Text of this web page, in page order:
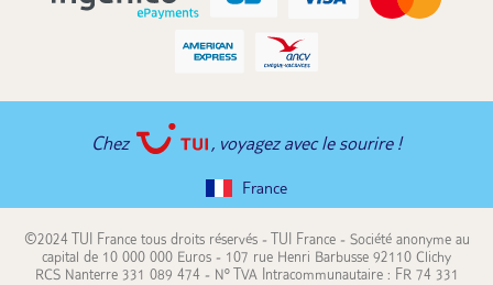
Chez , voyagez avec le sourire !
France
©2024 TUI France tous droits réservés - TUI France - Société anonyme au
capital de 10 000 000 Euros - 107 rue Henri Barbusse 92110 Clichy
RCS Nanterre 331 089 474 - N° TVA Intracommunautaire : FR 74 331